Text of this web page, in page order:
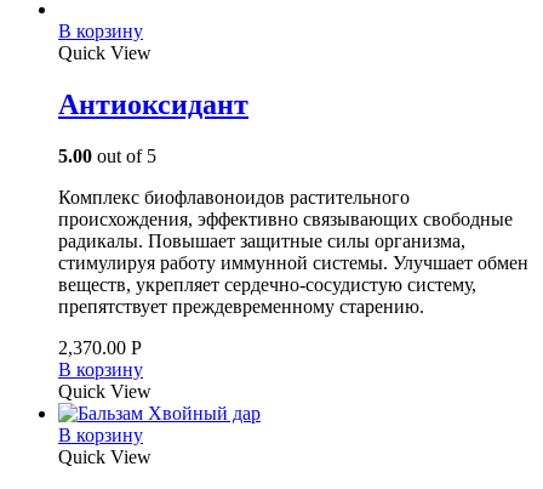
В корзину
Quick View
Антиоксидант
5.00 out of 5
Комплекс биофлавоноидов растительного
происхождения, эффективно связывающих свободные
радикалы. Повышает защитные силы организма,
стимулируя работу иммунной системы. Улучшает обмен
веществ, укрепляет сердечно-сосудистую систему,
препятствует преждевременному старению.
2,370.00 Р
В корзину
Quick View
В корзину
Quick View